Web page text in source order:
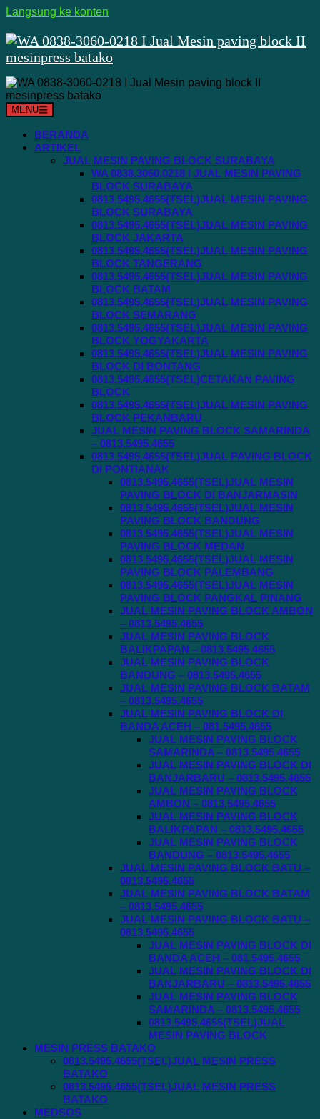
Langsung ke konten
MENU
BERANDA
ARTIKEL
JUAL MESIN PAVING BLOCK SURABAYA
WA 0838.3060.0218 I JUAL MESIN PAVING
BLOCK SURABAYA
0813.5495.4655(TSEL)JUAL MESIN PAVING
BLOCK SURABAYA
0813.5495.4655(TSEL)JUAL MESIN PAVING
BLOCK JAKARTA
0813.5495.4655(TSEL)JUAL MESIN PAVING
BLOCK TANGERANG
0813.5495.4655(TSEL)JUAL MESIN PAVING
BLOCK BATAM
0813.5495.4655(TSEL)JUAL MESIN PAVING
BLOCK SEMARANG
0813.5495.4655(TSEL)JUAL MESIN PAVING
BLOCK YOGYAKARTA
0813.5495.4655(TSEL)JUAL MESIN PAVING
BLOCK DI BONTANG
0813.5495.4655(TSEL)CETAKAN PAVING
BLOCK
0813.5495.4655(TSEL)JUAL MESIN PAVING
BLOCK PEKANBARU
JUAL MESIN PAVING BLOCK SAMARINDA
– 0813.5495.4655
0813.5495.4655(TSEL)JUAL PAVING BLOCK
DI PONTIANAK
0813.5495.4655(TSEL)JUAL MESIN
PAVING BLOCK DI BANJARMASIN
0813.5495.4655(TSEL)JUAL MESIN
PAVING BLOCK BANDUNG
0813.5495.4655(TSEL)JUAL MESIN
PAVING BLOCK MEDAN
0813.5495.4655(TSEL)JUAL MESIN
PAVING BLOCK PALEMBANG
0813.5495.4655(TSEL)JUAL MESIN
PAVING BLOCK PANGKAL PINANG
JUAL MESIN PAVING BLOCK AMBON
– 0813.5495.4655
JUAL MESIN PAVING BLOCK
BALIKPAPAN – 0813.5495.4655
JUAL MESIN PAVING BLOCK
BANDUNG – 0813.5495.4655
JUAL MESIN PAVING BLOCK BATAM
– 0813.5495.4655
JUAL MESIN PAVING BLOCK DI
BANDA ACEH – 081.5495.4655
JUAL MESIN PAVING BLOCK
SAMARINDA – 0813.5495.4655
JUAL MESIN PAVING BLOCK DI
BANJARBARU – 0813.5495.4655
JUAL MESIN PAVING BLOCK
AMBON – 0813.5495.4655
JUAL MESIN PAVING BLOCK
BALIKPAPAN – 0813.5495.4655
JUAL MESIN PAVING BLOCK
BANDUNG – 0813.5495.4655
JUAL MESIN PAVING BLOCK BATU –
0813.5495.4655
JUAL MESIN PAVING BLOCK BATAM
– 0813.5495.4655
JUAL MESIN PAVING BLOCK BATU –
0813.5495.4655
JUAL MESIN PAVING BLOCK DI
BANDA ACEH – 081.5495.4655
JUAL MESIN PAVING BLOCK DI
BANJARBARU – 0813.5495.4655
JUAL MESIN PAVING BLOCK
SAMARINDA – 0813.5495.4655
0813.5495.4655(TSEL)JUAL
MESIN PAVING BLOCK
MESIN PRESS BATAKO
0813.5495.4655(TSEL)JUAL MESIN PRESS
BATAKO
0813.5495.4655(TSEL)JUAL MESIN PRESS
BATAKO
MEDSOS